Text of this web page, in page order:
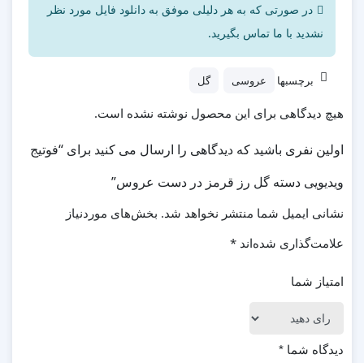
در صورتی که به هر دلیلی موفق به دانلود فایل مورد نظر
نشدید با ما تماس بگیرید.
برچسبها عروسی گل
هیچ دیدگاهی برای این محصول نوشته نشده است.
اولین نفری باشید که دیدگاهی را ارسال می کنید برای “فوتیج
ویدیویی دسته گل رز قرمز در دست عروس”
نشانی ایمیل شما منتشر نخواهد شد. بخش‌های موردنیاز
علامت‌گذاری شده‌اند *
امتیاز شما
دیدگاه شما *